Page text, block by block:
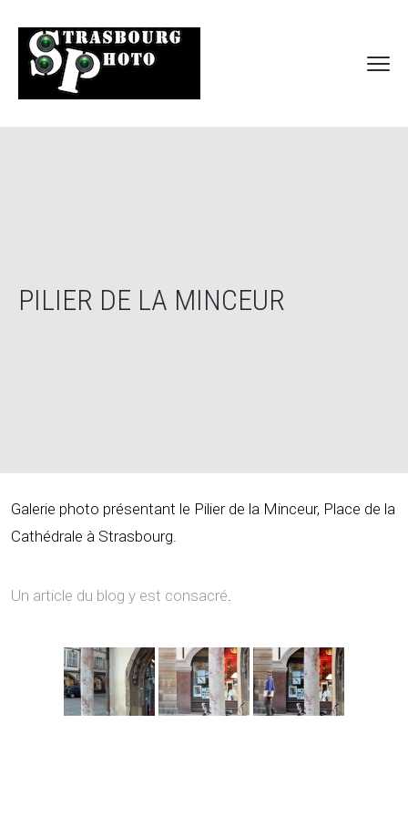
PILIER DE LA MINCEUR
Galerie photo présentant le Pilier de la Minceur, Place de la
Cathédrale à Strasbourg.
Un article du blog y est consacré.